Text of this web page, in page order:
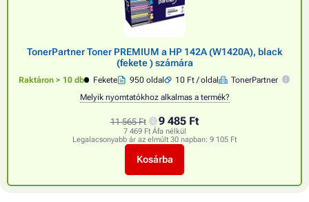
TonerPartner Toner PREMIUM a HP 142A (W1420A), black
(fekete ) számára
Raktáron > 10 db Fekete 950 oldal 10 Ft / oldal
TonerPartner
Melyik nyomtatókhoz alkalmas a termék?
11 565 Ft 9 485 Ft
7 469 Ft Áfa nélkül
Legalacsonyabb ár az elmúlt 30 napban: 9 105 Ft
Kosárba